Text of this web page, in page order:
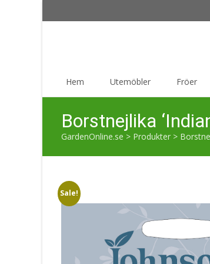
Hem Utemöbler Fröer
Borstnejlika
GardenOnline.se > Produkter >
Sale!